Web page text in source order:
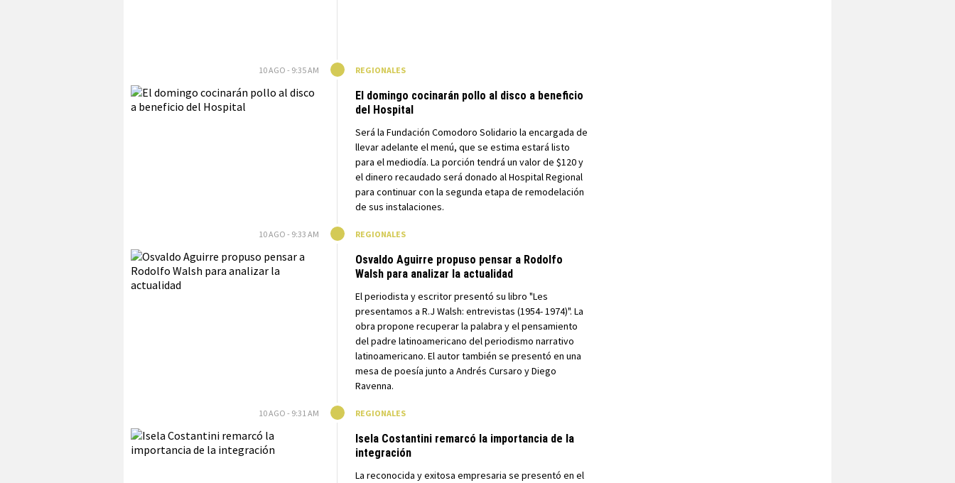
10 AGO - 9:35 AM REGIONALES
El domingo cocinarán pollo al disco a beneficio
del Hospital
Será la Fundación Comodoro Solidario la encargada de
llevar adelante el menú, que se estima estará listo
para el mediodía. La porción tendrá un valor de $120 y
el dinero recaudado será donado al Hospital Regional
para continuar con la segunda etapa de remodelación
de sus instalaciones.
10 AGO - 9:33 AM REGIONALES
Osvaldo Aguirre propuso pensar a Rodolfo
Walsh para analizar la actualidad
El periodista y escritor presentó su libro "Les
presentamos a R.J Walsh: entrevistas (1954- 1974)". La
obra propone recuperar la palabra y el pensamiento
del padre latinoamericano del periodismo narrativo
latinoamericano. El autor también se presentó en una
mesa de poesía junto a Andrés Cursaro y Diego
Ravenna.
10 AGO - 9:31 AM REGIONALES
Isela Costantini remarcó la importancia de la
integración
La reconocida y exitosa empresaria se presentó en el